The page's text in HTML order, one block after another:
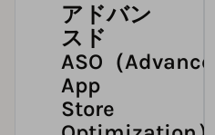
アドバン
スド
ASO（Advanced
App
Store